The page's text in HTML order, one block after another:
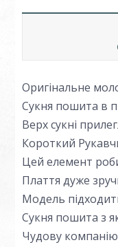
Оригінальне
Сукня пошита в
Верх сукні
Короткий
Цей елемент
Плаття дуже
Модель
Сукня пошита з
Чудову